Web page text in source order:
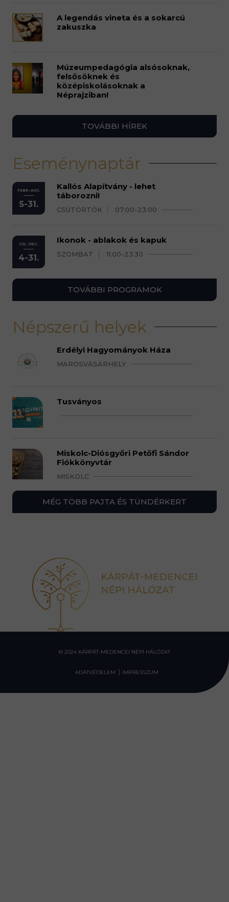
A legendás vineta és a sokarcú
zakuszka
Múzeumpedagógia alsósoknak,
felsősöknek és
középiskolásoknak a
Néprajziban!
TOVÁBBI HÍREK
Eseménynaptár
FEBR.-AUG.
5-31.
Kallós Alapítvány - lehet
táborozni!
CSÜTÖRTÖK 07:00-23:00
JÚL.-DEC.
4-31.
Ikonok - ablakok és kapuk
SZOMBAT 11:00-23:30
TOVÁBBI PROGRAMOK
Népszerű helyek
Erdélyi Hagyományok Háza
MAROSVÁSÁRHELY
Tusványos
Miskolc-Diósgyőri Petőfi Sándor
Fiókkönyvtár
MISKOLC
MÉG TÖBB PAJTA ÉS TÜNDÉRKERT
© 2024 KÁRPÁT-MEDENCEI NÉPI HÁLÓZAT
ADATVÉDELEM IMPRESSZUM